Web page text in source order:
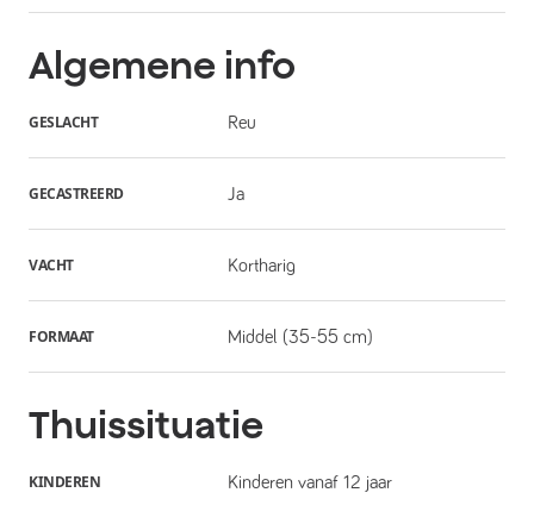
Algemene info
GESLACHT Reu
GECASTREERD Ja
VACHT Kortharig
FORMAAT Middel (35-55 cm)
Thuissituatie
KINDEREN Kinderen vanaf 12 jaar